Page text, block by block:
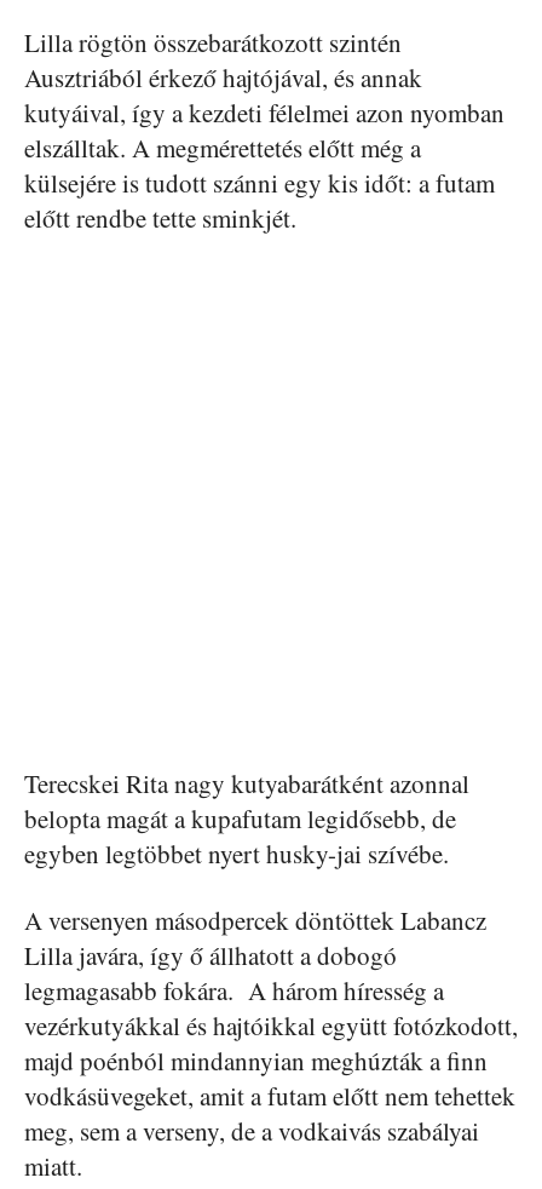
Lilla rögtön összebarátkozott szintén
Ausztriából érkező hajtójával, és annak
kutyáival, így a kezdeti félelmei azon nyomban
elszálltak. A megmérettetés előtt még a
külsejére is tudott szánni egy kis időt: a futam
előtt rendbe tette sminkjét.
Terecskei Rita nagy kutyabarátként azonnal
belopta magát a kupafutam legidősebb, de
egyben legtöbbet nyert husky-jai szívébe.
A versenyen másodpercek döntöttek Labancz
Lilla javára, így ő állhatott a dobogó
legmagasabb fokára. A három híresség a
vezérkutyákkal és hajtóikkal együtt fotózkodott,
majd poénból mindannyian meghúzták a finn
vodkásüvegeket, amit a futam előtt nem tehettek
meg, sem a verseny, de a vodkaivás szabályai
miatt.